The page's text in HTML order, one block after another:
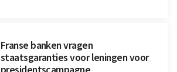
Franse banken vragen
staatsgaranties voor leningen voor
presidentscampagne